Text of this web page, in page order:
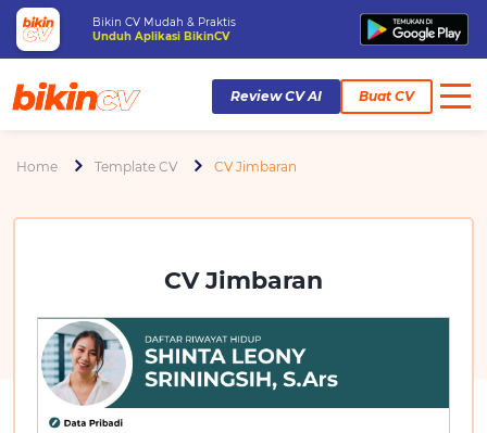
Bikin CV Mudah & Praktis
Unduh Aplikasi BikinCV
Review CV AI Buat CV
Home Template CV CV Jimbaran
CV Jimbaran